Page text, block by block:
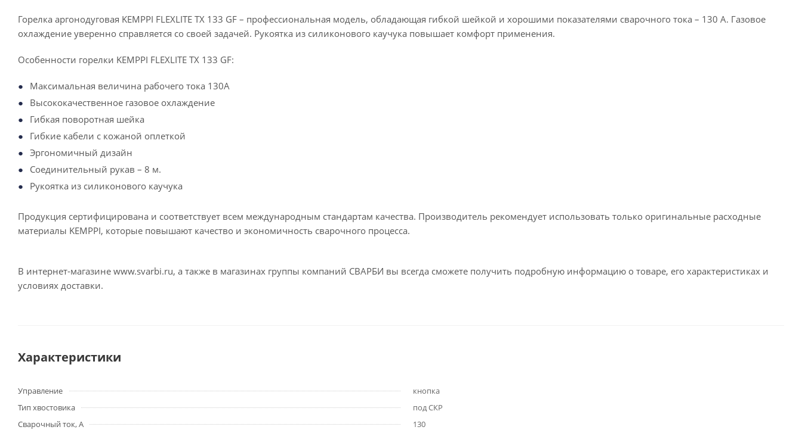
Горелка аргонодуговая KEMPPI FLEXLITE TX 133 GF – профессиональная модель, обладающая гибкой шейкой и хорошими показателями сварочного тока – 130 А. Газовое
охлаждение уверенно справляется со своей задачей. Рукоятка из силиконового каучука повышает комфорт применения.
Особенности горелки KEMPPI FLEXLITE TX 133 GF:
Максимальная величина рабочего тока 130А
Высококачественное газовое охлаждение
Гибкая поворотная шейка
Гибкие кабели с кожаной оплеткой
Эргономичный дизайн
Соединительный рукав – 8 м.
Рукоятка из силиконового каучука
Продукция сертифицирована и соответствует всем международным стандартам качества. Производитель рекомендует использовать только оригинальные расходные
материалы KEMPPI, которые повышают качество и экономичность сварочного процесса.
В интернет-магазине www.svarbi.ru, а также в магазинах группы компаний СВАРБИ вы всегда сможете получить подробную информацию о товаре, его характеристиках и
условиях доставки.
Характеристики
Управление
кнопка
Тип хвостовика
под СКР
Сварочный ток, А
130